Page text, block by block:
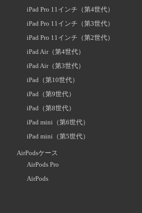
iPad Pro 11インチ（第4世代）
iPad Pro 11インチ（第3世代）
iPad Pro 11インチ（第2世代）
iPad Air（第4世代）
iPad Air（第3世代）
iPad（第10世代）
iPad（第9世代）
iPad（第8世代）
iPad mini（第6世代）
iPad mini（第5世代）
AirPodsケース
AirPods Pro
AirPods